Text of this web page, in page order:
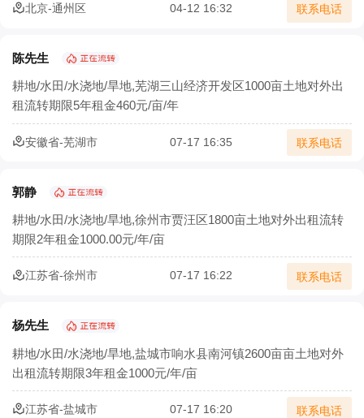
安徽省农村集体经济组织土地经营权出租合同
北京-通州区 04-12 16:32 联系电话
陈先生
耕地/水田/水浇地/旱地,芜湖三山经济开发区1000亩土地对外出
租流转期限5年租金460元/亩/年
安徽省-芜湖市 07-17 16:35 联系电话
郭静
耕地/水田/水浇地/旱地,徐州市贾汪区1800亩土地对外出租流转
期限2年租金1000.00元/年/亩
江苏省-徐州市 07-17 16:22 联系电话
杨先生
耕地/水田/水浇地/旱地,盐城市响水县南河镇2600亩亩土地对外
出租流转期限3年租金1000元/年/亩
江苏省-盐城市 07-17 16:20 联系电话